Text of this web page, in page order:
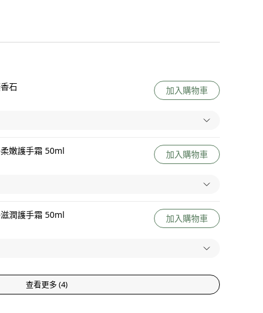
石
加入購物車
柔嫩護手霜 50ml
加入購物車
滋潤護手霜 50ml
加入購物車
查看更多 (4)